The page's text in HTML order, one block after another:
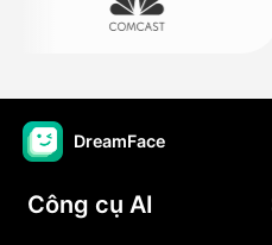
DreamFace
Công cụ AI